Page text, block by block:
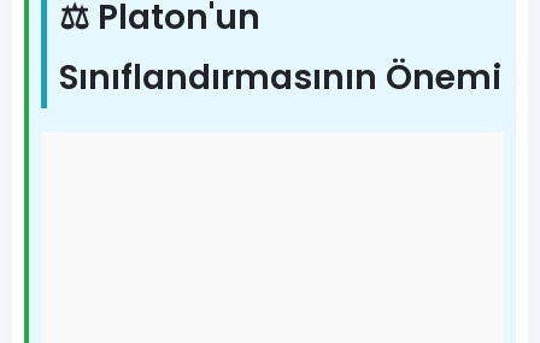
⚖️ Platon'un
Sınıflandırmasının Önemi